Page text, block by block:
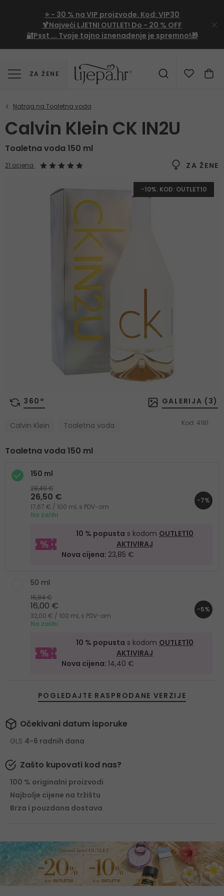
⭐ - 30 % na VIP proizvode. Kod: VIP30
🍹Najveći LJETNI OUTLET! Do - 20 % OFF
🔐Psst ... Tvoje tajno iznenađenje je spremno!🎁
ZA ŽENE
Calvin Klein CK IN2U
Toaletna voda 150 ml
ZA ŽENE
21 ocjena
-10%. KOD: OUTLET10
360° GALERIJA ( 3)
Calvin Klein Toaletna voda Kod: 4181
Toaletna voda 150 ml
150 ml
28,49 €
26,50 €
17,67 € / 100 ml, s PDV-om
Na zalihi
-7%
10 % popusta s kodom OUTLET10
AKTIVIRAJ
Nova cijena: 23,85 €
50 ml
16,84 €
16,00 €
32,00 € / 100 ml, s PDV-om
Na zalihi
-5%
10 % popusta s kodom OUTLET10
AKTIVIRAJ
Nova cijena: 14,40 €
POGLEDAJTE RASPRODANE VERZIJE
Očekivani datum isporuke
GLS 4-6 radnih dana
Zašto kupovati kod nas?
100 % originalni proizvodi
Najbolje cijene na tržištu
Brza i pouzdana dostava